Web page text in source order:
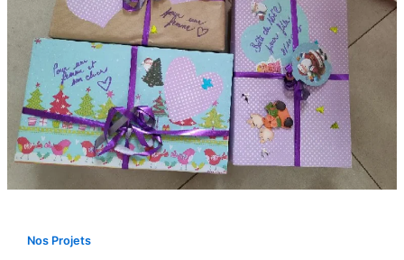
Nos Projets